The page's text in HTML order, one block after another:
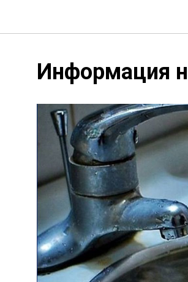
Информация